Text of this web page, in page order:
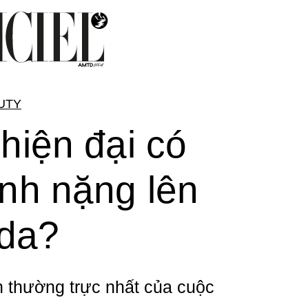
đại có
nặng lên
thường trực nhất của cuộc